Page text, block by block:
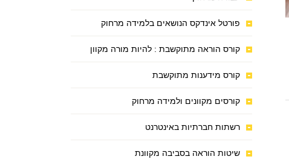
פורטל אינדקס הנושאים בלמידה מרחוק
קורס הוראה מתוקשבת : להיות מורה מקוון
קורס מידענות מתוקשבת
קורסים מקוונים ולמידה מרחוק
רשתות חברתיות באינטרנט
שיטות הוראה בסביבה מקוונת